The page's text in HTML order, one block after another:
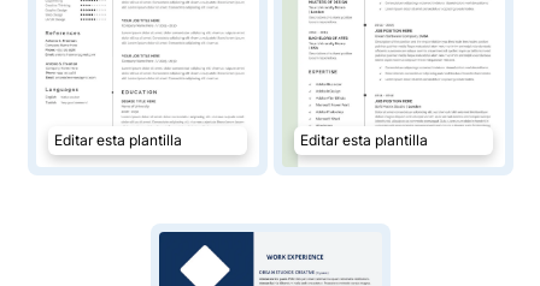
Editar esta plantilla Editar esta plantilla